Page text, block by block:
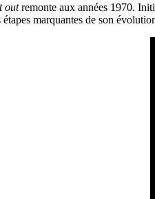
outremonte aux années 1970.
marquantes de son